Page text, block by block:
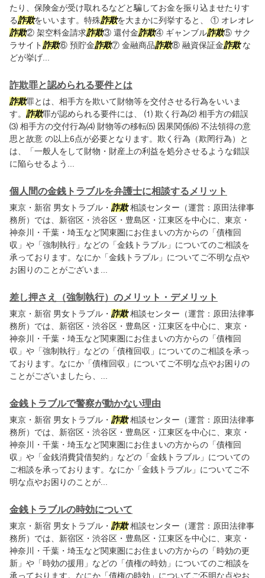
たり、保険金が受け取れるなどと騙してお金を振り込ませたりす
る詐欺をいいます。特殊詐欺を大まかに列挙すると、 ① オレオレ
詐欺② 架空料金請求詐欺③ 還付金詐欺④ ギャンブル詐欺⑤ サク
ラサイト詐欺⑥ 預貯金詐欺⑦ 金融商品詐欺⑧ 融資保証金詐欺な
どが挙げ...
詐欺罪と認められる要件とは
詐欺罪とは、相手方を欺いて財物等を交付させる行為をいいま
す。 詐欺罪が認められる要件には、 ⑴ 欺く行為⑵ 相手方の錯誤
⑶ 相手方の交付行為⑷ 財物等の移転⑸ 因果関係⑹ 不法領得の意
思と故意 の以上6点が必要となります。欺く行為（欺罔行為）と
は、「一般人をして財物・財産上の利益を処分させるような錯誤
に陥らせるよう...
個人間の金銭トラブルを弁護士に相談するメリット
東京・新宿 男女トラブル・ 詐欺相談センター（運営：原田法律事
務所）では、新宿区・渋谷区・豊島区・江東区を中心に、東京・
神奈川・千葉・埼玉など関東圏にお住まいの方からの「債権回
収」や「強制執行」などの「金銭トラブル」についてのご相談を
承っております。なにか「金銭トラブル」についてご不明な点や
お困りのことがございま...
差し押さえ（強制執行）のメリット・デメリット
東京・新宿 男女トラブル・ 詐欺相談センター（運営：原田法律事
務所）では、新宿区・渋谷区・豊島区・江東区を中心に、東京・
神奈川・千葉・埼玉など関東圏にお住まいの方からの「債権回
収」や「強制執行」などの「債権回収」についてのご相談を承っ
ております。なにか「債権回収」についてご不明な点やお困りの
ことがございましたら、...
金銭トラブルで警察が動かない理由
東京・新宿 男女トラブル・ 詐欺相談センター（運営：原田法律事
務所）では、新宿区・渋谷区・豊島区・江東区を中心に、東京・
神奈川・千葉・埼玉など関東圏にお住まいの方からの「債権回
収」や「金銭消費貸借契約」などの「金銭トラブル」についての
ご相談を承っております。なにか「金銭トラブル」についてご不
明な点やお困りのことが...
金銭トラブルの時効について
東京・新宿 男女トラブル・ 詐欺相談センター（運営：原田法律事
務所）では、新宿区・渋谷区・豊島区・江東区を中心に、東京・
神奈川・千葉・埼玉など関東圏にお住まいの方からの「時効の更
新」や「時効の援用」などの「債権の時効」についてのご相談を
承っております。なにか「債権の時効」についてご不明な点やお